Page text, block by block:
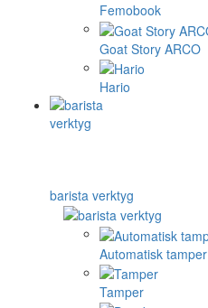
Femobook
Goat Story ARCO
Hario
barista verktyg
Automatisk tamper
Tamper